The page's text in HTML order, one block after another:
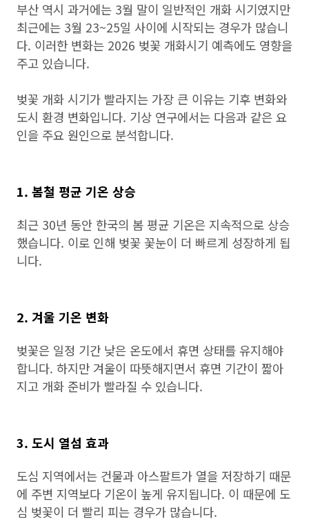
부산 역시 과거에는 3월 말이 일반적인 개화 시기였지만
최근에는 3월 23~25일 사이에 시작되는 경우가 많습니
다. 이러한 변화는 2026 벚꽃 개화시기 예측에도 영향을
주고 있습니다.
벚꽃 개화 시기가 빨라지는 가장 큰 이유는 기후 변화와
도시 환경 변화입니다. 기상 연구에서는 다음과 같은 요
인을 주요 원인으로 분석합니다.
1. 봄철 평균 기온 상승
최근 30년 동안 한국의 봄 평균 기온은 지속적으로 상승
했습니다. 이로 인해 벚꽃 꽃눈이 더 빠르게 성장하게 됩
니다.
2. 겨울 기온 변화
벚꽃은 일정 기간 낮은 온도에서 휴면 상태를 유지해야
합니다. 하지만 겨울이 따뜻해지면서 휴면 기간이 짧아
지고 개화 준비가 빨라질 수 있습니다.
3. 도시 열섬 효과
도심 지역에서는 건물과 아스팔트가 열을 저장하기 때문
에 주변 지역보다 기온이 높게 유지됩니다. 이 때문에 도
심 벚꽃이 더 빨리 피는 경우가 많습니다.